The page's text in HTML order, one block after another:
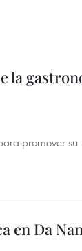
la
promover su
en Da